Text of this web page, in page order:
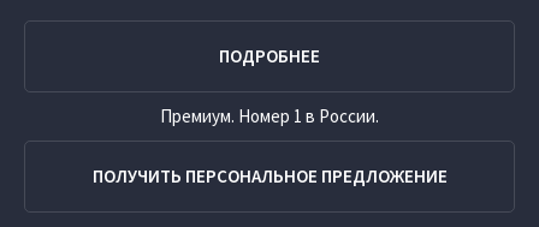
ПОДРОБНЕЕ
Премиум. Номер 1 в России.
ПОЛУЧИТЬ ПЕРСОНАЛЬНОЕ ПРЕДЛОЖЕНИЕ